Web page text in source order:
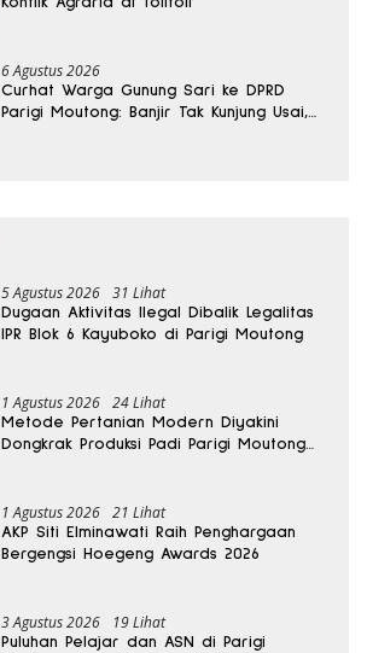
6 Agustus 2026
Curhat Warga Gunung Sari ke DPRD
Parigi Moutong: Banjir Tak Kunjung Usai,
5 Agustus 2026 31 Lihat
Dugaan Aktivitas Ilegal Dibalik Legalitas
IPR Blok 6 Kayuboko di Parigi Moutong
1 Agustus 2026 24 Lihat
Metode Pertanian Modern Diyakini
Dongkrak Produksi Padi Parigi Moutong
1 Agustus 2026 21 Lihat
AKP Siti Elminawati Raih Penghargaan
Bergengsi Hoegeng Awards 2026
3 Agustus 2026 19 Lihat
Puluhan Pelajar dan ASN di Parigi